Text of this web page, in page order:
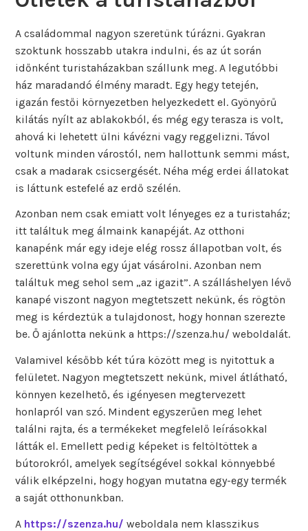
A családommal nagyon szeretünk túrázni. Gyakran
szoktunk hosszabb utakra indulni, és az út során
időnként turistaházakban szállunk meg. A legutóbbi
ház maradandó élmény maradt. Egy hegy tetején,
igazán festői környezetben helyezkedett el. Gyönyörű
kilátás nyílt az ablakokból, és még egy terasza is volt,
ahová ki lehetett ülni kávézni vagy reggelizni. Távol
voltunk minden várostól, nem hallottunk semmi mást,
csak a madarak csicsergését. Néha még erdei állatokat
is láttunk estefelé az erdő szélén.
Azonban nem csak emiatt volt lényeges ez a turistaház;
itt találtuk meg álmaink kanapéját. Az otthoni
kanapénk már egy ideje elég rossz állapotban volt, és
szerettünk volna egy újat vásárolni. Azonban nem
találtuk meg sehol sem „az igazit”. A szálláshelyen lévő
kanapé viszont nagyon megtetszett nekünk, és rögtön
meg is kérdeztük a tulajdonost, hogy honnan szerezte
be. Ő ajánlotta nekünk a https://szenza.hu/ weboldalát.
Valamivel később két túra között meg is nyitottuk a
felületet. Nagyon megtetszett nekünk, mivel átlátható,
könnyen kezelhető, és igényesen megtervezett
honlapról van szó. Mindent egyszerűen meg lehet
találni rajta, és a termékeket megfelelő leírásokkal
látták el. Emellett pedig képeket is feltöltöttek a
bútorokról, amelyek segítségével sokkal könnyebbé
válik elképzelni, hogy hogyan mutatna egy-egy termék
a saját otthonunkban.
A https://szenza.hu/ weboldala nem klasszikus